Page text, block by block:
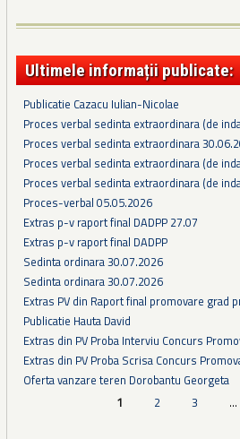
Ultimele informații publicate:
Publicatie Cazacu Iulian-Nicolae
Proces verbal sedinta extraordinara (de
Proces verbal sedinta extraordinara
Proces verbal sedinta extraordinara (de
Proces verbal sedinta extraordinara (de
Proces-verbal 05.05.2026
Extras p-v raport final DADPP 27.07
Extras p-v raport final DADPP
Sedinta ordinara 30.07.2026
Sedinta ordinara 30.07.2026
Extras PV din Raport final promovare grad
Publicatie Hauta David
Extras din PV Proba Interviu Concurs
Extras din PV Proba Scrisa Concurs
Oferta vanzare teren Dorobantu Georgeta
1 2 3 …